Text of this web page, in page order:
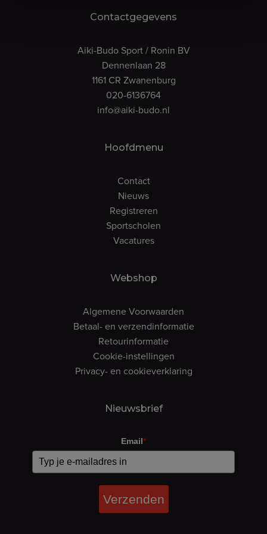
Contactgegevens
Aiki-Budo Sport / Ronin BV
Dennenlaan 28
1161 CR Zwanenburg
020-6136764
info@aiki-budo.nl
Hoofdmenu
Contact
Nieuws
Registreren
Sportscholen
Vacatures
Webshop
Algemene Voorwaarden
Betaal- en verzendinformatie
Retourinformatie
Cookie-instellingen
Privacy- en cookieverklaring
Nieuwsbrief
Email*
Verzenden